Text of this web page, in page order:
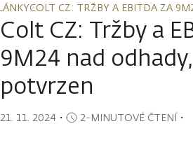
COLT CZ: TRŽBY A EBITDA ZA
Colt CZ: Tržby a
9M24 nad
potvrzen
21. 11. 2024 ・ 2-MINUTOVÉ ČTENÍ・